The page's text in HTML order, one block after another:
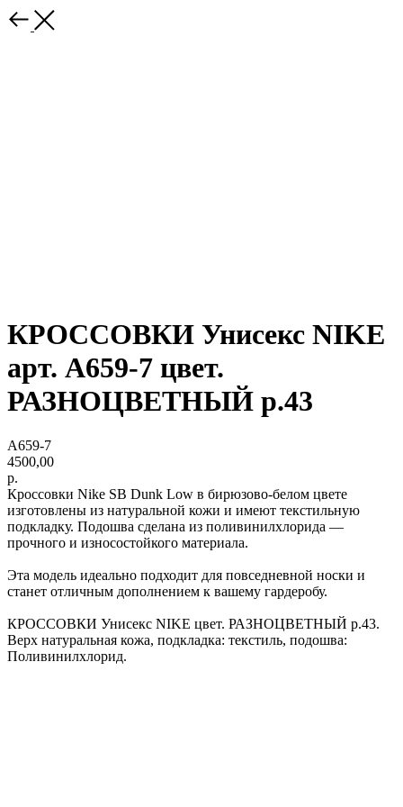
КРОССОВКИ Унисекс NIKE
арт. А659-7 цвет.
РАЗНОЦВЕТНЫЙ р.43
А659-7
4500,00
р.
Кроссовки Nike SB Dunk Low в бирюзово-белом цвете
изготовлены из натуральной кожи и имеют текстильную
подкладку. Подошва сделана из поливинилхлорида —
прочного и износостойкого материала.
Эта модель идеально подходит для повседневной носки и
станет отличным дополнением к вашему гардеробу.
КРОССОВКИ Унисекс NIKE цвет. РАЗНОЦВЕТНЫЙ р.43.
Верх натуральная кожа, подкладка: текстиль, подошва:
Поливинилхлорид.